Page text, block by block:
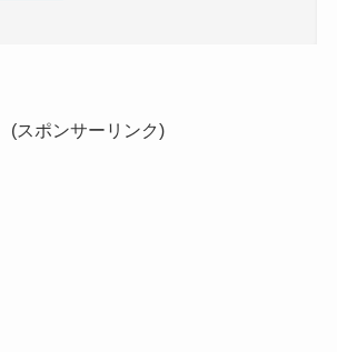
(スポンサーリンク)